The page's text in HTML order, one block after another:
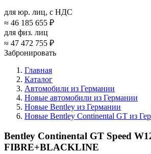
для юр. лиц, с НДС
≈ 46 185 655 ₽
для физ. лиц
≈ 47 472 755 ₽
Забронировать
Главная
Каталог
Автомобили из Германии
Новые автомобили из Германии
Новые Bentley из Германии
Новые Bentley Continental GT из
Bentley Continental GT Speed
FIBRE+BLACKLINE